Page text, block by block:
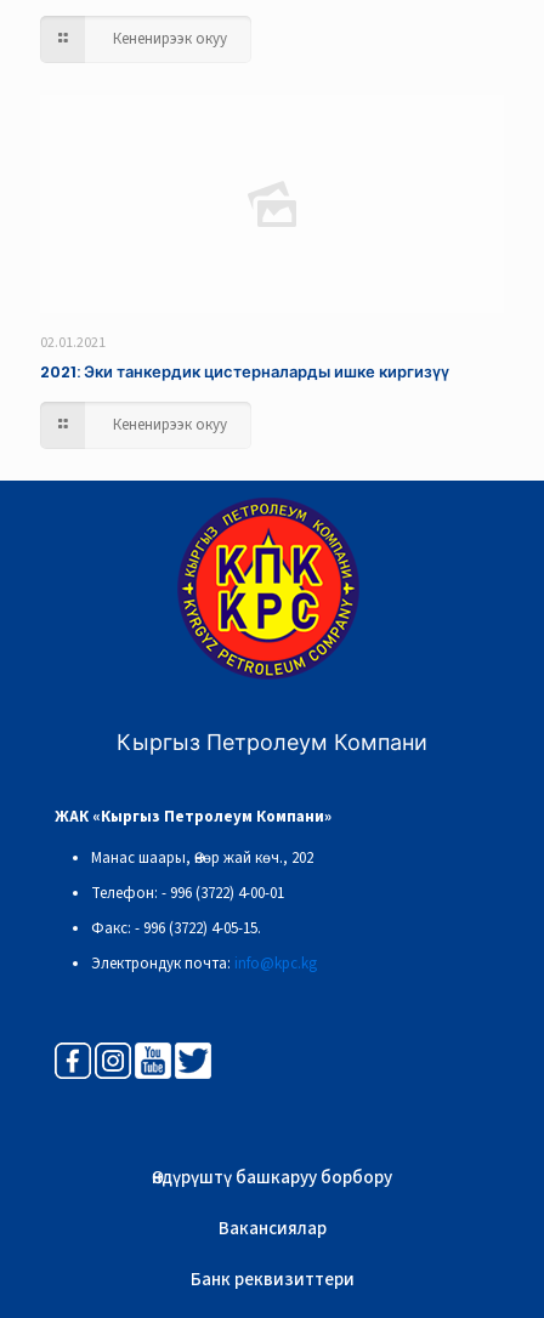
Кененирээк окуу
02.01.2021
2021: Эки танкердик цистерналарды ишке киргизүү
Кененирээк окуу
Кыргыз Петролеум Компани
ЖАК «Кыргыз Петролеум Компани»
Манас шаары, Өнөр жай көч., 202
Телефон: - 996 (3722) 4-00-01
Факс: - 996 (3722) 4-05-15.
Электрондук почта: info@kpc.kg
Өндүрүштү башкаруу борбору
Вакансиялар
Банк реквизиттери